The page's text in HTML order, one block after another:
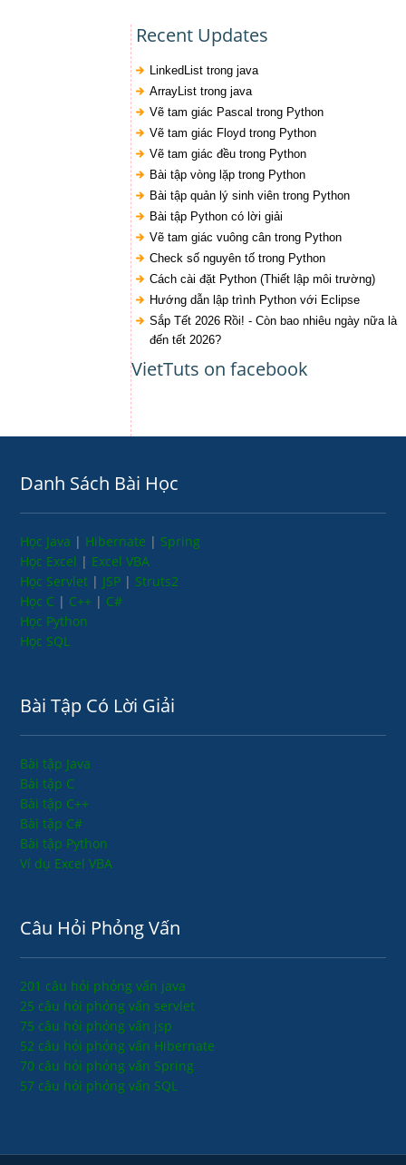
Recent Updates
LinkedList trong java
ArrayList trong java
Vẽ tam giác Pascal trong Python
Vẽ tam giác Floyd trong Python
Vẽ tam giác đều trong Python
Bài tập vòng lặp trong Python
Bài tập quản lý sinh viên trong Python
Bài tập Python có lời giải
Vẽ tam giác vuông cân trong Python
Check số nguyên tố trong Python
Cách cài đặt Python (Thiết lập môi trường)
Hướng dẫn lập trình Python với Eclipse
Sắp Tết 2026 Rồi! - Còn bao nhiêu ngày nữa là
đến tết 2026?
VietTuts on facebook
Danh Sách Bài Học
Học Java | Hibernate | Spring
Học Excel | Excel VBA
Học Servlet | JSP | Struts2
Học C | C++ | C#
Học Python
Học SQL
Bài Tập Có Lời Giải
Bài tập Java
Bài tập C
Bài tập C++
Bài tập C#
Bài tập Python
Ví dụ Excel VBA
Câu Hỏi Phỏng Vấn
201 câu hỏi phỏng vấn java
25 câu hỏi phỏng vấn servlet
75 câu hỏi phỏng vấn jsp
52 câu hỏi phỏng vấn Hibernate
70 câu hỏi phỏng vấn Spring
57 câu hỏi phỏng vấn SQL